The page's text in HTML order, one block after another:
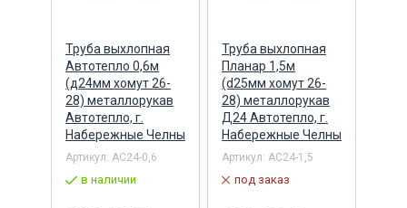
Труба выхлопная
Автотепло 0,6м
(д24мм хомут 26-
28) металлорукав
Автотепло, г.
Набережные Челны
Артикул: АС24-0,6
в наличии
Труба выхлопная
Планар 1,5м
(d25мм хомут 26-
28) металлорукав
Д24 Автотепло, г.
Набережные Челны
Артикул: АС24-1,5
под заказ